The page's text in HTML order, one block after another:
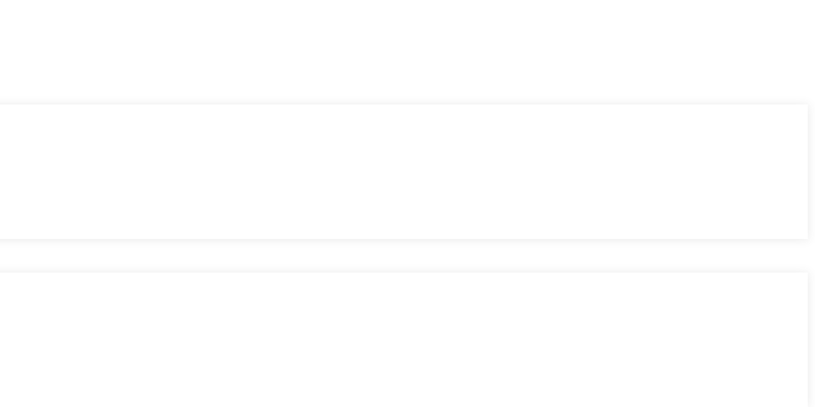
senza complicazioni.
del mercato.
piattaforme e dApp.